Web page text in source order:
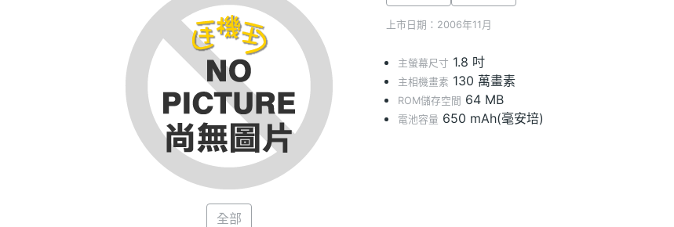
全部
上市日期：2006年11月
主螢幕尺寸 1.8 吋
主相機畫素 130 萬畫素
ROM儲存空間 64 MB
電池容量 650 mAh(毫安培)